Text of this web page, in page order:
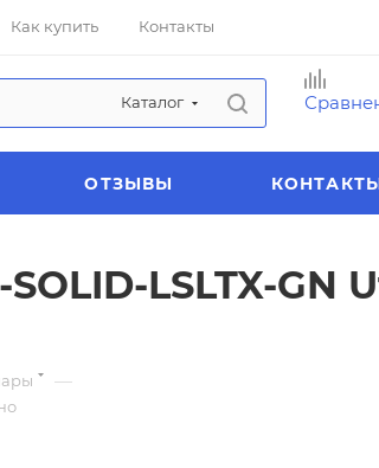
Как купить Контакты
Каталог
ОТЗЫВЫ
LSLTX-GN
—